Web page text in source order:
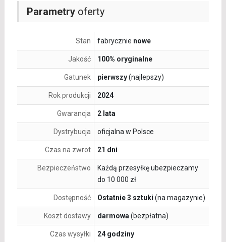
Parametryoferty
Stan fabrycznie nowe
Jakość 100% oryginalne
Gatunek pierwszy(najlepszy)
Rok produkcji 2024
Gwarancja 2 lata
Dystrybucja oficjalna w Polsce
Czas na zwrot 21 dni
Bezpieczeństwo
Każdą przesyłkę ubezpieczamy
do 10 000 zł
Dostępność Ostatnie 3 sztuki (na magazynie)
Koszt dostawy darmowa (bezpłatna)
Czas wysyłki 24 godziny